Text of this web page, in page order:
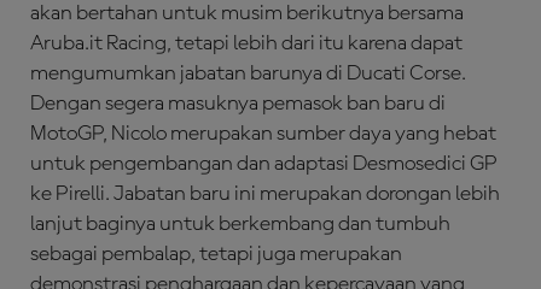
akan bertahan untuk musim berikutnya bersama
Aruba.it Racing, tetapi lebih dari itu karena dapat
mengumumkan jabatan barunya di Ducati Corse.
Dengan segera masuknya pemasok ban baru di
MotoGP, Nicolo merupakan sumber daya yang hebat
untuk pengembangan dan adaptasi Desmosedici GP
ke Pirelli. Jabatan baru ini merupakan dorongan lebih
lanjut baginya untuk berkembang dan tumbuh
sebagai pembalap, tetapi juga merupakan
demonstrasi penghargaan dan kepercayaan yang